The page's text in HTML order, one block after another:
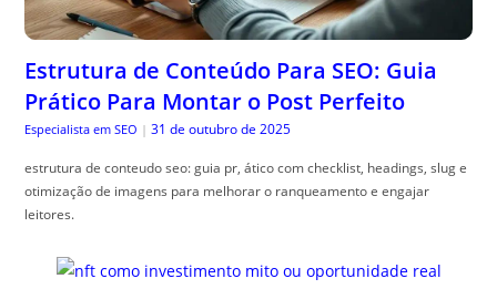
Estrutura de Conteúdo Para SEO: Guia
Prático Para Montar o Post Perfeito
Especialista em SEO | 31 de outubro de 2025
estrutura de conteudo seo: guia pr, ático com checklist, headings, slug e
otimização de imagens para melhorar o ranqueamento e engajar
leitores.